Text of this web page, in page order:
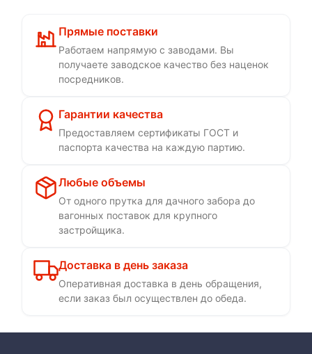
Прямые поставки
Работаем напрямую с заводами. Вы
получаете заводское качество без наценок
посредников.
Гарантии качества
Предоставляем сертификаты ГОСТ и
паспорта качества на каждую партию.
Любые объемы
От одного прутка для дачного забора до
вагонных поставок для крупного
застройщика.
Доставка в день заказа
Оперативная доставка в день обращения,
если заказ был осуществлен до обеда.